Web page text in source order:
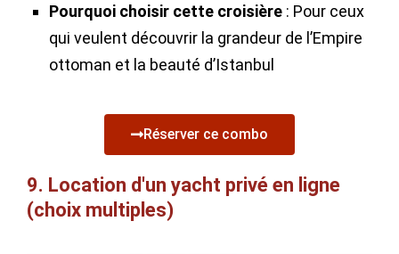
Pourquoi choisir cette croisière : Pour ceux
qui veulent découvrir la grandeur de l’Empire
ottoman et la beauté d’Istanbul
Réserver ce combo
9. Location d'un yacht privé en ligne
(choix multiples)